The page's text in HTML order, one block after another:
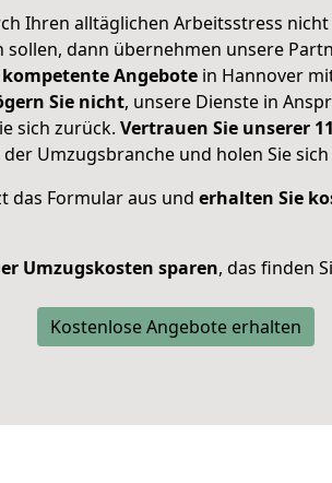
Ihren alltäglichen Arbeitsstress nicht
sollen, dann übernehmen unsere
kompetente Angebote in Hannover
Sie nicht, unsere Dienste in
sich zurück. Vertrauen Sie unserer
der Umzugsbranche und holen Sie
das Formular aus und erhalten Sie
Umzugskosten sparen, das finden
Kostenlose Angebote erhalten